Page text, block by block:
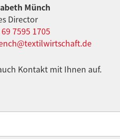
Münch
Director
7595 1705
Kontakt mit Ihnen auf.